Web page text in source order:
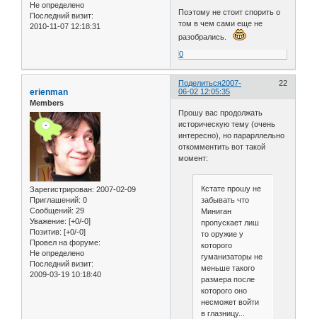
Не определено
Последний визит:
2010-11-07 12:18:31
Поэтому не стоит спорить о
том в чем сами еще не
разобрались.
0
Поделиться 22
2007-
06-02 12:05:35
erienman
Members
Зарегистрирован: 2007-02-09
Приглашений: 0
Сообщений: 29
Уважение: [+0/-0]
Позитив: [+0/-0]
Провел на форуме:
Не определено
Последний визит:
2009-03-19 10:18:40
Прошу вас продолжать
историческую тему (очень
интересно), но парарллельно
откомментить вот такой
момент:
Кстате прошу не
забывать что
Миниган
пропускает лиш
то оружие у
которого
гуманизаторы не
меньше такого
размера после
которого оно
несможет войти
в глазницу...